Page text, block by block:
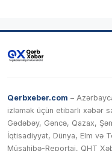
Qerbxeber.com –
izləmək üçün etibarlı xəbər
Gədəbəy, Gəncə, Qazax,
İqtisadiyyat, Dünya, Elm və
Müsahibə-Reportaj, QHT